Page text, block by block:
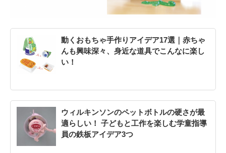
動くおもちゃ手作りアイデア17選｜赤ちゃ
んも興味深々、身近な道具でこんなに楽し
い！
ウィルキンソンのペットボトルの硬さが最
適らしい！ 子どもと工作を楽しむ学童指導
員の鉄板アイデア3つ